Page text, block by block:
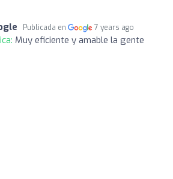
Publicada en 7 years ago
Muy eficiente y amable la gente